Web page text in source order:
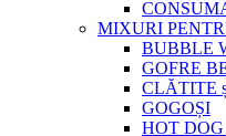
MIXURI
BUBBLE
GOFRE
CLĂTITE
GOGOȘI
HOT